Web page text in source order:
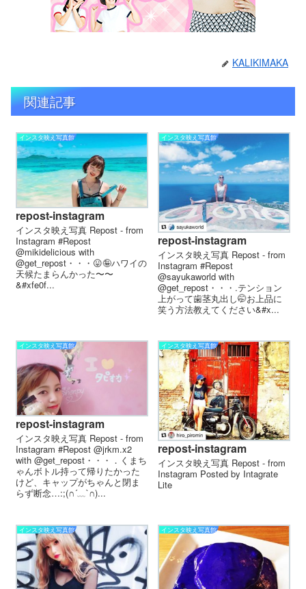
KALIKIMAKA
関連記事
インスタ映え写真館
repost-instagram
インスタ映え写真 Repost - from
Instagram #Repost
@mikidelicious with
@get_repost・・・😛🤪ハワイの
天候たまらんかった〜〜
&#xfe0f...
インスタ映え写真館
repost-instagram
インスタ映え写真 Repost - from
Instagram #Repost
@sayukaworld with
@get_repost・・・.テンション
上がって歯茎丸出し🤭お上品に
笑う方法教えてください&#x...
インスタ映え写真館
repost-instagram
インスタ映え写真 Repost - from
Instagram #Repost @jrkm.x2
with @get_repost・・・．くまち
ゃんボトル持って帰りたかった
けど、キャップがちゃんと閉ま
らず断念…:;(∩´﹏`∩)...
インスタ映え写真館
repost-instagram
インスタ映え写真 Repost - from
Instagram Posted by Intagrate
Lite
インスタ映え写真館 インスタ映え写真館